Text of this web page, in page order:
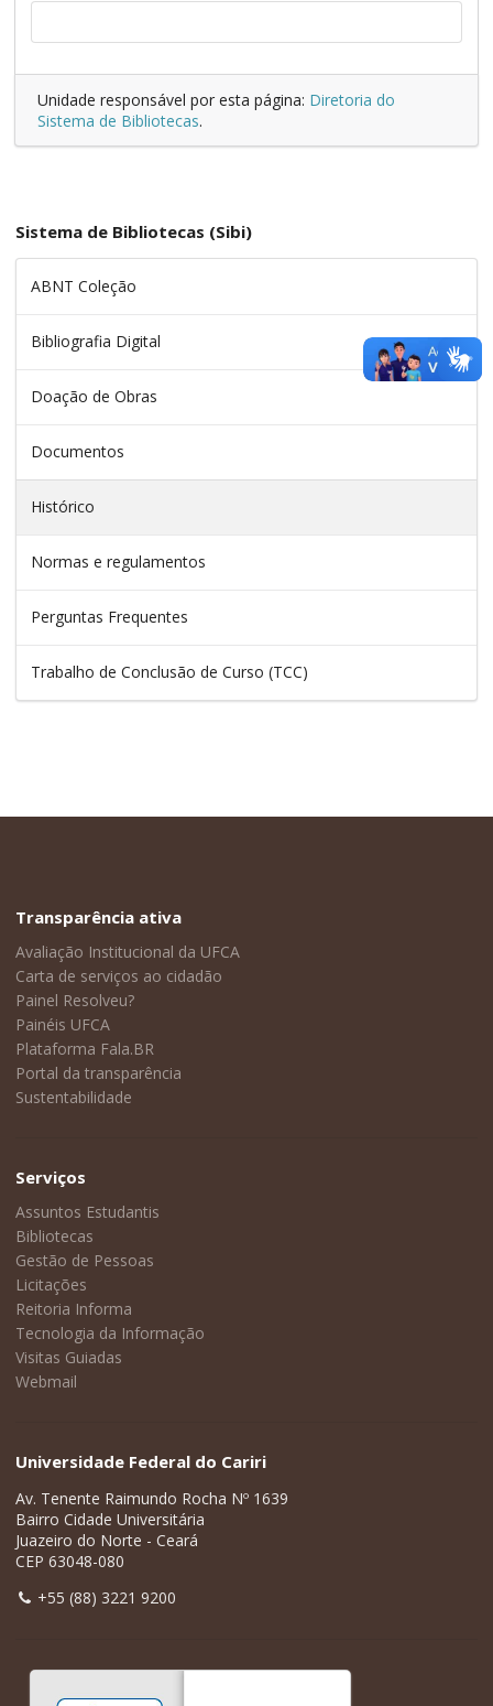
Unidade responsável por esta página: Diretoria do
Sistema de Bibliotecas.
Sistema de Bibliotecas (Sibi)
ABNT Coleção
Bibliografia Digital
Doação de Obras
Documentos
Histórico
Normas e regulamentos
Perguntas Frequentes
Trabalho de Conclusão de Curso (TCC)
Transparência ativa
Avaliação Institucional da UFCA
Carta de serviços ao cidadão
Painel Resolveu?
Painéis UFCA
Plataforma Fala.BR
Portal da transparência
Sustentabilidade
Serviços
Assuntos Estudantis
Bibliotecas
Gestão de Pessoas
Licitações
Reitoria Informa
Tecnologia da Informação
Visitas Guiadas
Webmail
Universidade Federal do Cariri
Av. Tenente Raimundo Rocha Nº 1639
Bairro Cidade Universitária
Juazeiro do Norte - Ceará
CEP 63048-080
+55 (88) 3221 9200